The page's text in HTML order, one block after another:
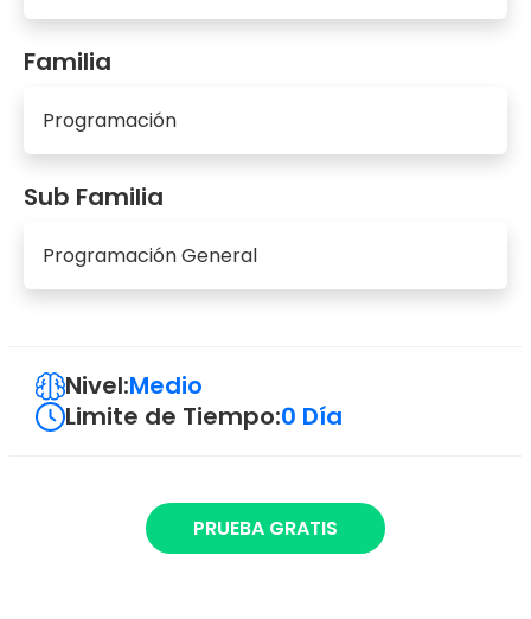
Familia
Programación
Sub Familia
Programación General
Nivel:Medio
Limite de Tiempo:0 Día
PRUEBA GRATIS